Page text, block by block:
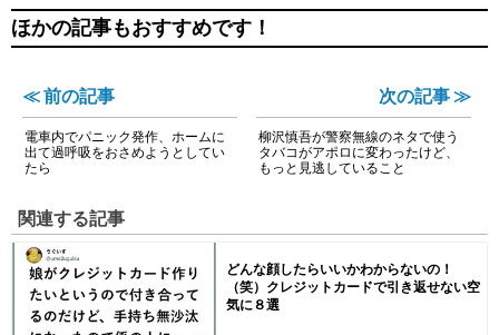
ほかの記事もおすすめです！
≪ 前の記事
電車内でパニック発作、ホームに
出て過呼吸をおさめようとしてい
たら
次の記事 ≫
柳沢慎吾が警察無線のネタで使う
タバコがアポロに変わったけど、
もっと見逃していること
関連する記事
どんな顔したらいいかわからないの！
（笑）クレジットカードで引き返せない空
気に８選